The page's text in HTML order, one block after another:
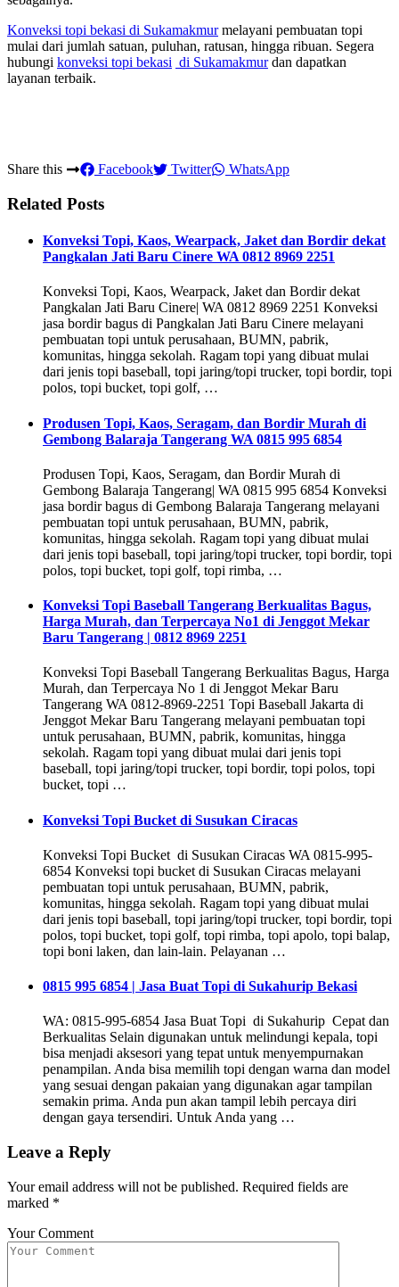
Konveksi topi bekasi di Sukamakmurmelayani pembuatan topi
mulai dari jumlah satuan, puluhan, ratusan, hingga ribuan. Segera
hubungi konveksi topi bekasi di Sukamakmurdan dapatkan
layanan terbaik.
Share this Facebook Twitter WhatsApp
Related Posts
Konveksi Topi, Kaos, Wearpack, Jaket dan Bordir dekat
Pangkalan Jati Baru Cinere WA 0812 8969 2251
Konveksi Topi, Kaos, Wearpack, Jaket dan Bordir dekat
Pangkalan Jati Baru Cinere| WA 0812 8969 2251 Konveksi
jasa bordir bagus di Pangkalan Jati Baru Cinere melayani
pembuatan topi untuk perusahaan, BUMN, pabrik,
komunitas, hingga sekolah. Ragam topi yang dibuat mulai
dari jenis topi baseball, topi jaring/topi trucker, topi bordir, topi
polos, topi bucket, topi golf, …
Produsen Topi, Kaos, Seragam, dan Bordir Murah di
Gembong Balaraja Tangerang WA 0815 995 6854
Produsen Topi, Kaos, Seragam, dan Bordir Murah di
Gembong Balaraja Tangerang| WA 0815 995 6854 Konveksi
jasa bordir bagus di Gembong Balaraja Tangerang melayani
pembuatan topi untuk perusahaan, BUMN, pabrik,
komunitas, hingga sekolah. Ragam topi yang dibuat mulai
dari jenis topi baseball, topi jaring/topi trucker, topi bordir, topi
polos, topi bucket, topi golf, topi rimba, …
Konveksi Topi Baseball Tangerang Berkualitas Bagus,
Harga Murah, dan Terpercaya No1 di Jenggot Mekar
Baru Tangerang | 0812 8969 2251
Konveksi Topi Baseball Tangerang Berkualitas Bagus, Harga
Murah, dan Terpercaya No 1 di Jenggot Mekar Baru
Tangerang WA 0812-8969-2251 Topi Baseball Jakarta di
Jenggot Mekar Baru Tangerang melayani pembuatan topi
untuk perusahaan, BUMN, pabrik, komunitas, hingga
sekolah. Ragam topi yang dibuat mulai dari jenis topi
baseball, topi jaring/topi trucker, topi bordir, topi polos, topi
bucket, topi …
Konveksi Topi Bucket di Susukan Ciracas
Konveksi Topi Bucket di Susukan Ciracas WA 0815-995-
6854 Konveksi topi bucket di Susukan Ciracas melayani
pembuatan topi untuk perusahaan, BUMN, pabrik,
komunitas, hingga sekolah. Ragam topi yang dibuat mulai
dari jenis topi baseball, topi jaring/topi trucker, topi bordir, topi
polos, topi bucket, topi golf, topi rimba, topi apolo, topi balap,
topi boni laken, dan lain-lain. Pelayanan …
0815 995 6854 | Jasa Buat Topi di Sukahurip Bekasi
WA: 0815-995-6854 Jasa Buat Topi di Sukahurip Cepat dan
Berkualitas Selain digunakan untuk melindungi kepala, topi
bisa menjadi aksesori yang tepat untuk menyempurnakan
penampilan. Anda bisa memilih topi dengan warna dan model
yang sesuai dengan pakaian yang digunakan agar tampilan
semakin prima. Anda pun akan tampil lebih percaya diri
dengan gaya tersendiri. Untuk Anda yang …
Leave a Reply
Your email address will not be published. Required fields are
marked *
Your Comment